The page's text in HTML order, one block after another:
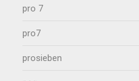
pro 7
pro7
prosieben